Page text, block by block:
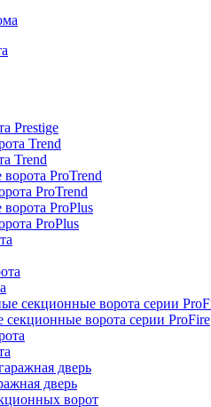
Prestige
Trend
ProTrend
ProPlus
ворота серии ProFire
дверь